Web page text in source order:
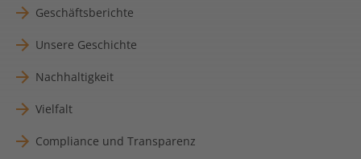
Geschäftsberichte
Unsere Geschichte
Nachhaltigkeit
Vielfalt
Compliance und Transparenz